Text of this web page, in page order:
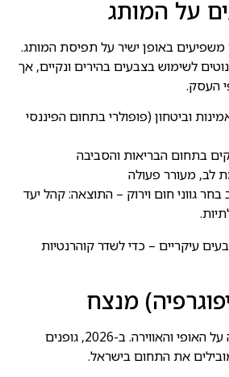
על המותג
באופן ישיר על תפיסת המותג.
נוטים לשימוש בצבעים בהירים ונקיים, אך
העסק.
וביטחון (פופולרי בתחום הפיננסי
בתחום הבריאות והסביבה
לב, מעורר פעולה
גווני חום וירוק – התוצאה: קהל יעד
בחרו עד 2-3 צבעים עיקריים – כדי לשדר קוהרנטיות
מנצח
הטיפוגרפיה בלוגו משפיעה על האופי והאווירה. ב-2026, גופנים
את התחום בישראל.